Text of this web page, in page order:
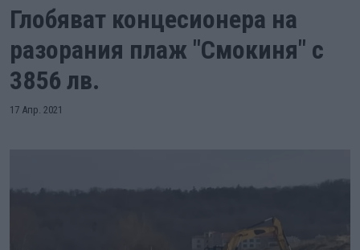
Глобяват концесионера на
разорания плаж "Смокиня" с
3856 лв.
17 Апр. 2021